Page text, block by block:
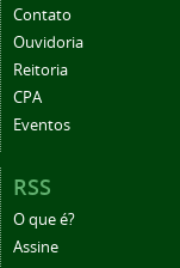
Contato
Ouvidoria
Reitoria
CPA
Eventos
RSS
O que é?
Assine